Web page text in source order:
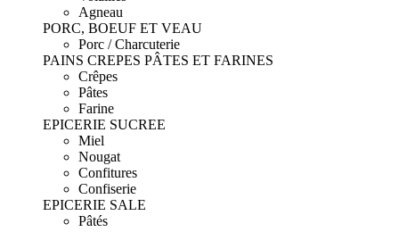
Agneau
PORC, BOEUF ET VEAU
Porc / Charcuterie
PAINS CREPES PÂTES ET FARINES
Crêpes
Pâtes
Farine
EPICERIE SUCREE
Miel
Nougat
Confitures
Confiserie
EPICERIE SALE
Pâtés